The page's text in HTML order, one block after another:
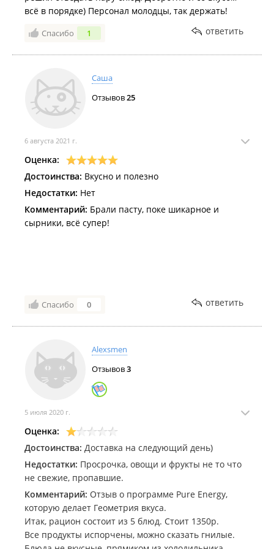
всё в порядке) Персонал молодцы, так держать!
Спасибо 1 ответить
Саша
Отзывов25
6 августа 2021 г.
Оценка:
Достоинства: Вкусно и полезно
Недостатки: Нет
Комментарий: Брали пасту, поке шикарное и
сырники, всё супер!
Спасибо 0 ответить
Alexsmen
Отзывов3
5 июля 2020 г.
Оценка:
Достоинства: Доставка на следующий день)
Недостатки: Просрочка, овощи и фрукты не то что
не свежие, пропавшие.
Комментарий: Отзыв о программе Pure Energy,
которую делает Геометрия вкуса.
Итак, рацион состоит из 5 блюд. Стоит 1350р.
Все продукты испорчены, можно сказать гнилые.